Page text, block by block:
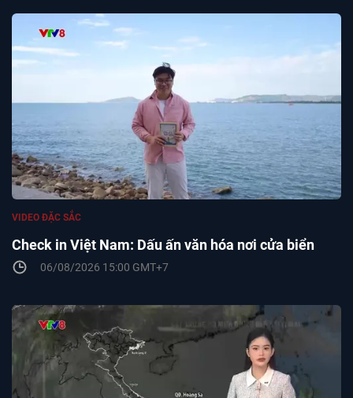
Check in Việt Nam: Dấu ấn văn hóa nơi cửa biển
VIDEO ĐẶC SẮC
06/08/2026 15:00 GMT+7